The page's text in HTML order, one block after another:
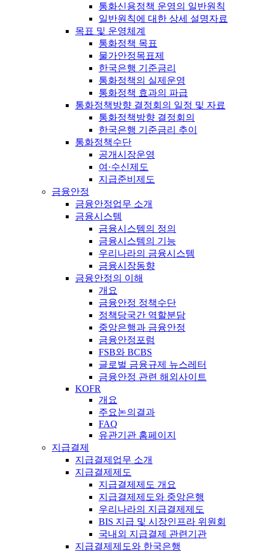
통화신용정책 운영의 일반원칙
일반원칙에 대한 상세 설명자료
목표 및 운영체계
통화정책 목표
물가안정목표제
한국은행 기준금리
통화정책의 실제운영
통화정책 효과의 파급
통화정책방향 결정회의 일정 및 자료
통화정책방향 결정회의
한국은행 기준금리 추이
통화정책수단
공개시장운영
여·수신제도
지급준비제도
금융안정
금융안정업무 소개
금융시스템
금융시스템의 정의
금융시스템의 기능
우리나라의 금융시스템
금융시장동향
금융안정의 이해
개요
금융안정 정책수단
정책당국간 역할분담
중앙은행과 금융안정
금융안정포럼
FSB와 BCBS
글로벌 금융규제 뉴스레터
금융안정 관련 해외사이트
KOFR
개요
주요논의결과
FAQ
유관기관 홈페이지
지급결제
지급결제업무 소개
지급결제제도
지급결제제도 개요
지급결제제도와 중앙은행
우리나라의 지급결제제도
BIS 지급 및 시장인프라 위원회
국내외 지급결제 관련기관
지급결제제도와 한국은행